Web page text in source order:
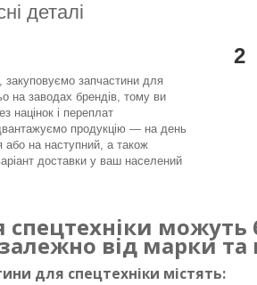
деталі
запчастини для
на заводах брендів, тому ви
націнок і переплат
продукцію — на день
на наступний, а також
доставки у ваш населений
2
можуть
від марки та
для спецтехніки містять: